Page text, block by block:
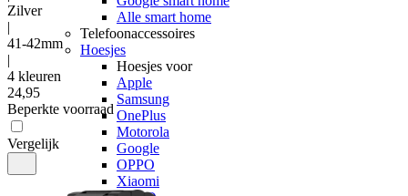
Alle smart home
Telefoonaccessoires
Hoesjes
Hoesjes voor
Apple
Samsung
OnePlus
Motorola
Google
OPPO
Xiaomi
Zilver
|
41-42mm
|
4 kleuren
24,95
Beperkte voorraad
Vergelijk